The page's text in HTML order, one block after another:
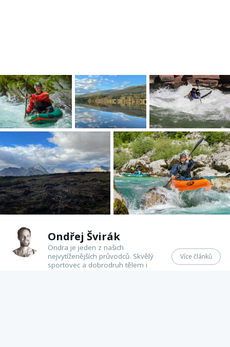
Ondřej Švirák
Ondra je jeden z našich
nejvytíženějších průvodců. Skvělý
sportovec a dobrodruh tělem i
Více článků